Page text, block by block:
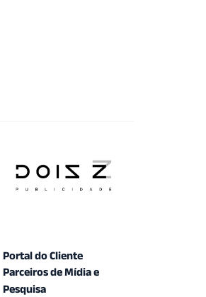
Portal do Cliente
Parceiros de Mídia e
Pesquisa